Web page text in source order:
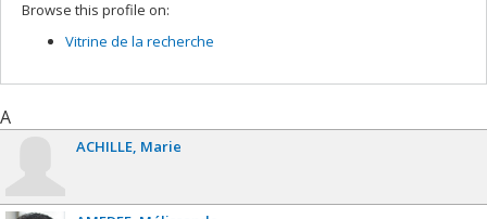
Browse this profile on:
Vitrine de la recherche
A
ACHILLE Marie